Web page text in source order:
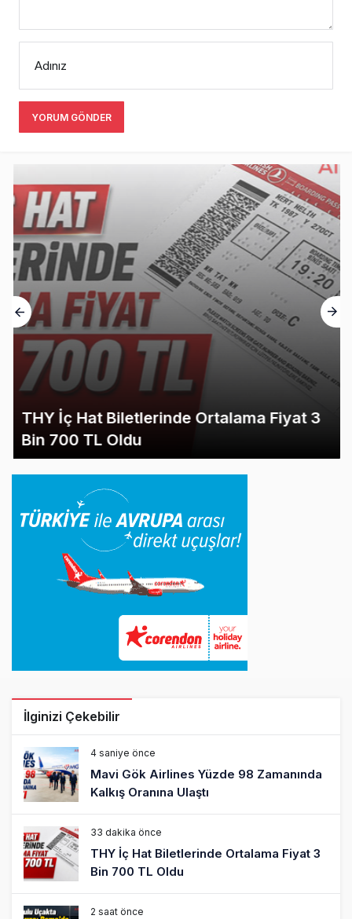
Adınız
YORUM GÖNDER
THY İç Hat Biletlerinde Ortalama Fiyat 3
Bin 700 TL Oldu
İlginizi Çekebilir
4 saniye önce
Mavi Gök Airlines Yüzde 98 Zamanında
Kalkış Oranına Ulaştı
33 dakika önce
THY İç Hat Biletlerinde Ortalama Fiyat 3
Bin 700 TL Oldu
2 saat önce